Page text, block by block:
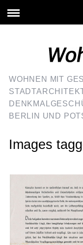
WOHNEN MIT
BERLIN UND
Images